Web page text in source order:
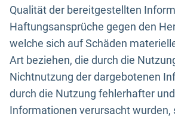
Qualität der bereitgestellten
Haftungsansprüche gegen den
welche sich auf Schäden
Art beziehen, die durch die
Nichtnutzung der dargebotenen
durch die Nutzung fehlerhafter
Informationen verursacht wurden,